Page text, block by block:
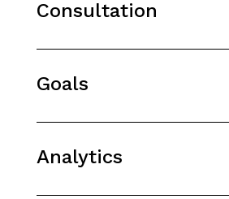
Consultation
Goals
Analytics